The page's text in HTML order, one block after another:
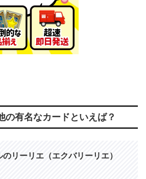
の有名なカードといえば？
リーリエ（エクバリーリエ）